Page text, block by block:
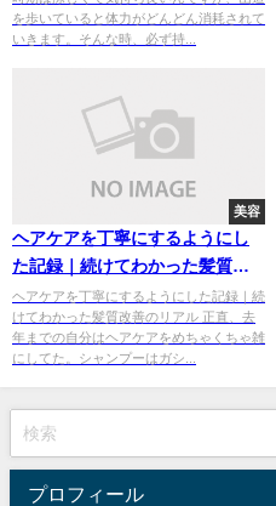
を歩いていると体力がどんどん消耗されて
いきます。そんな時、必ず持...
美容
ヘアケアを丁寧にするようにし
た記録｜続けてわかった髪質改
善のリアル
ヘアケアを丁寧にするようにした記録｜続
けてわかった髪質改善のリアル 正直、去
年までの自分はヘアケアをめちゃくちゃ雑
にしてた。シャンプーはガシ...
プロフィール